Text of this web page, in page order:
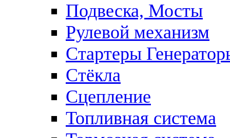
Подвеска, Мосты
Рулевой механизм
Стартеры
Стёкла
Сцепление
Топливная система